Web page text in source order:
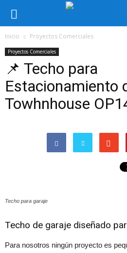
Inicio Proyectos Comerciales
Proyectos Comerciales
📌 Techo para
Estacionamiento
Towhnhouse
Techo para garaje
Techo de garaje diseñado
Para nosotros ningún proyecto es